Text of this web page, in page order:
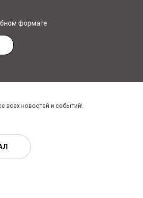
формате
всех новостей и событий!